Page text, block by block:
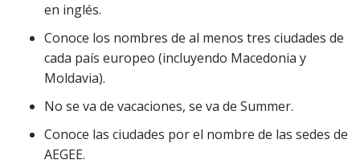
en inglés.
Conoce los nombres de al menos tres ciudades de
cada país europeo (incluyendo Macedonia y
Moldavia).
No se va de vacaciones, se va de Summer.
Conoce las ciudades por el nombre de las sedes de
AEGEE.